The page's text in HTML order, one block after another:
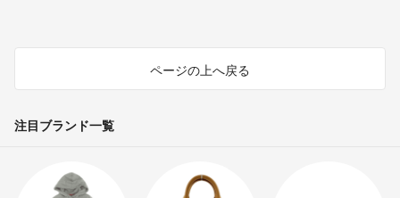
ページの上へ戻る
注目ブランド一覧